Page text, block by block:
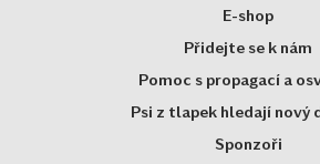
E-shop
Přidejte se k nám
Pomoc s propagací a
Psi z tlapek hledají nový
Sponzoři